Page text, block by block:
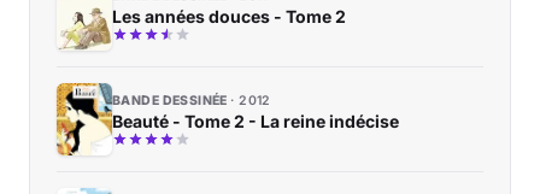
Les années douces - Tome 2
BANDE DESSINÉE 2012
Beauté - Tome 2 - La reine indécise